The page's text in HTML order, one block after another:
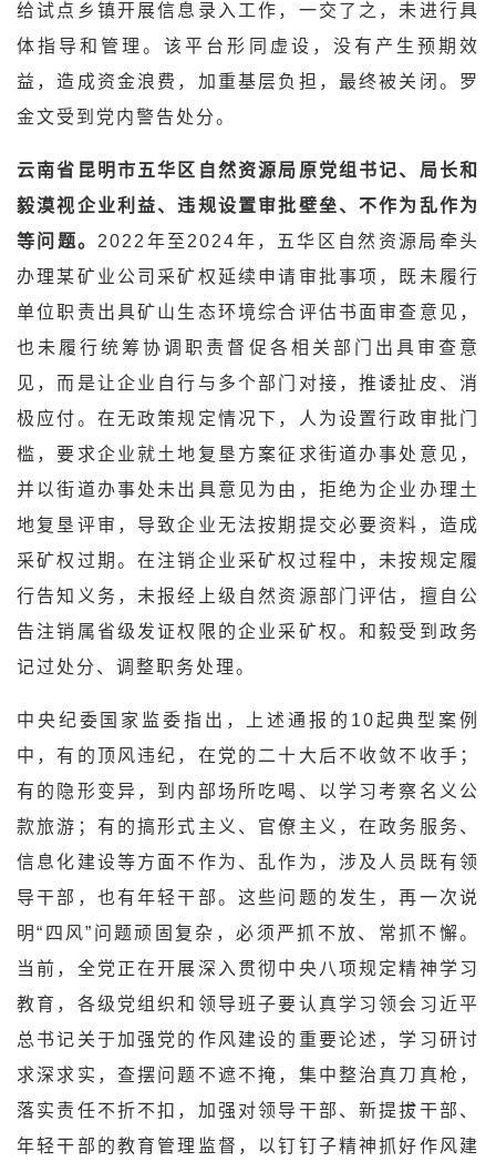
给试点乡镇开展信息录入工作，一交了之，未进行具
体指导和管理。该平台形同虚设，没有产生预期效
益，造成资金浪费，加重基层负担，最终被关闭。罗
金文受到党内警告处分。
云南省昆明市五华区自然资源局原党组书记、局长和
毅漠视企业利益、违规设置审批壁垒、不作为乱作为
等问题。 2022年至2024年，五华区自然资源局牵头
办理某矿业公司采矿权延续申请审批事项，既未履行
单位职责出具矿山生态环境综合评估书面审查意见，
也未履行统筹协调职责督促各相关部门出具审查意
见，而是让企业自行与多个部门对接，推诿扯皮、消
极应付。在无政策规定情况下，人为设置行政审批门
槛，要求企业就土地复垦方案征求街道办事处意见，
并以街道办事处未出具意见为由，拒绝为企业办理土
地复垦评审，导致企业无法按期提交必要资料，造成
采矿权过期。在注销企业采矿权过程中，未按规定履
行告知义务，未报经上级自然资源部门评估，擅自公
告注销属省级发证权限的企业采矿权。和毅受到政务
记过处分、调整职务处理。
中央纪委国家监委指出，上述通报的10起典型案例
中，有的顶风违纪，在党的二十大后不收敛不收手；
有的隐形变异，到内部场所吃喝、以学习考察名义公
款旅游；有的搞形式主义、官僚主义，在政务服务、
信息化建设等方面不作为、乱作为，涉及人员既有领
导干部，也有年轻干部。这些问题的发生，再一次说
明“四风”问题顽固复杂，必须严抓不放、常抓不懈。
当前，全党正在开展深入贯彻中央八项规定精神学习
教育，各级党组织和领导班子要认真学习领会习近平
总书记关于加强党的作风建设的重要论述，学习研讨
求深求实，查摆问题不遮不掩，集中整治真刀真枪，
落实责任不折不扣，加强对领导干部、新提拔干部、
年轻干部的教育管理监督，以钉钉子精神抓好作风建